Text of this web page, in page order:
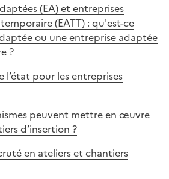
(EA) et entreprises
(EATT) : qu'est-ce
ou une entreprise adaptée
?
l’état pour les entreprises
peuvent mettre en œuvre
d’insertion ?
en ateliers et chantiers